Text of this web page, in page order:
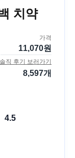
치약
가격
11,070원
솔직 후기 보러가기
8,597개
4.5